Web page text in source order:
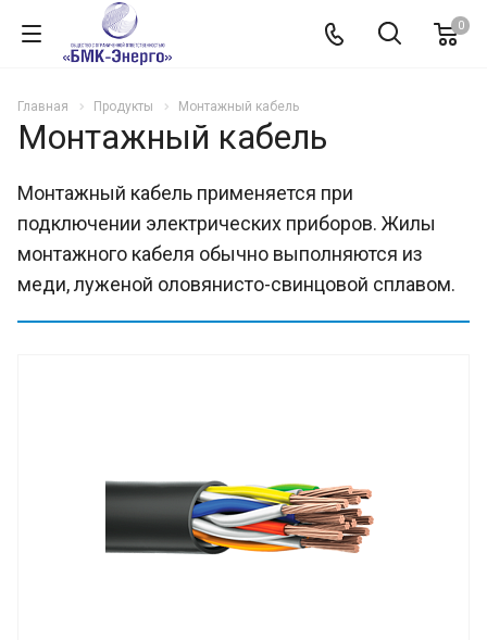
0
Главная Продукты Монтажный кабель
Монтажный кабель
Монтажный кабель применяется при
подключении электрических приборов. Жилы
монтажного кабеля обычно выполняются из
меди, луженой оловянисто-свинцовой сплавом.